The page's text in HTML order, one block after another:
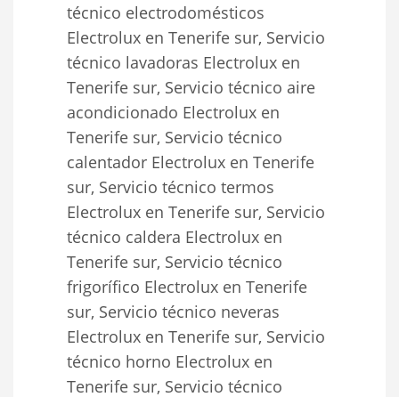
técnico electrodomésticos
Electrolux en Tenerife sur, Servicio
técnico lavadoras Electrolux en
Tenerife sur, Servicio técnico aire
acondicionado Electrolux en
Tenerife sur, Servicio técnico
calentador Electrolux en Tenerife
sur, Servicio técnico termos
Electrolux en Tenerife sur, Servicio
técnico caldera Electrolux en
Tenerife sur, Servicio técnico
frigorífico Electrolux en Tenerife
sur, Servicio técnico neveras
Electrolux en Tenerife sur, Servicio
técnico horno Electrolux en
Tenerife sur, Servicio técnico